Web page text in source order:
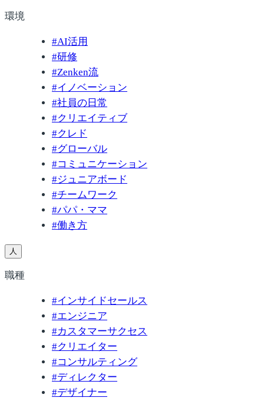
環境
#AI活用
#研修
#Zenken流
#イノベーション
#社員の日常
#クリエイティブ
#クレド
#グローバル
#コミュニケーション
#ジュニアボード
#チームワーク
#パパ・ママ
#働き方
人
職種
#インサイドセールス
#エンジニア
#カスタマーサクセス
#クリエイター
#コンサルティング
#ディレクター
#デザイナー